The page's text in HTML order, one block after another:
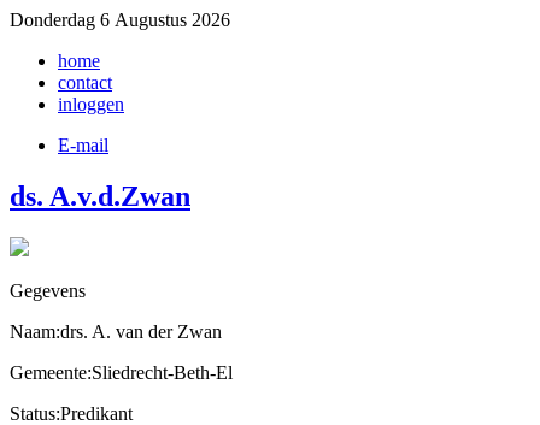
Donderdag 6 Augustus 2026
home
contact
inloggen
E-mail
ds. A.v.d.Zwan
Gegevens
Naam:drs. A. van der Zwan
Gemeente:Sliedrecht-Beth-El
Status:Predikant